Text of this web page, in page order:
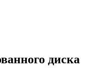
диска